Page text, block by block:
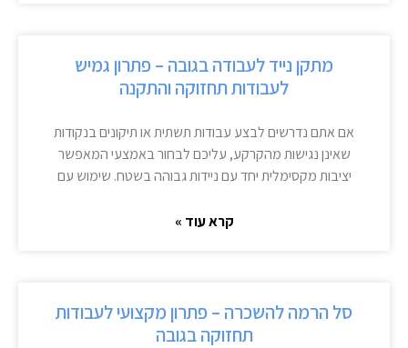
מתקן נייד לעבודה בגובה – פתרון גמיש
לעבודות תחזוקה והתקנה
אם אתם נדרשים לבצע עבודות תשתית או תיקונים בנקודות
שאינן נגישות מהקרקע, עליכם לבחור באמצעי המאפשר
יציבות מקסימלית יחד עם ניידות גבוהה בשטח. שימוש עם
קרא עוד »
סל הרמה להשכרה – פתרון מקצועי לעבודות
תחזוקה בגובה